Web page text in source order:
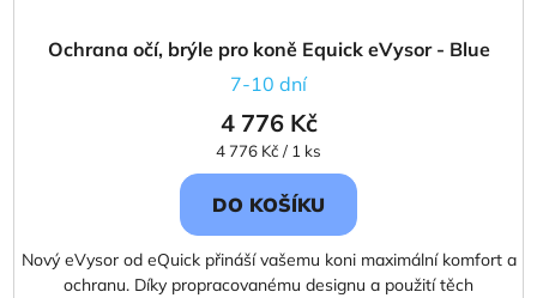
Ochrana očí, brýle pro koně Equick eVysor - Blue
7-10 dní
4 776 Kč
Měrná
cena:
4 776 Kč / 1 ks
DO KOŠÍKU
Nový eVysor od eQuick přináší vašemu koni maximální komfort a
ochranu. Díky propracovanému designu a použití těch